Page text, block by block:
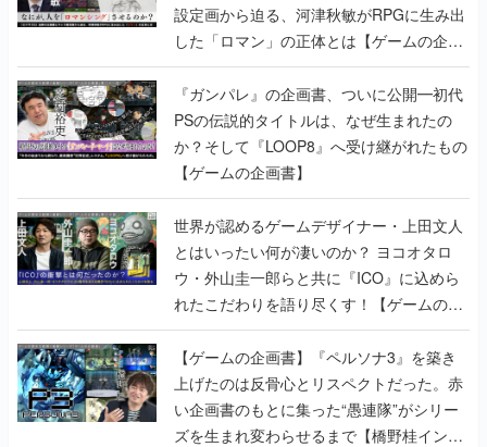
設定画から迫る、河津秋敏がRPGに生み出
した「ロマン」の正体とは【ゲームの企画
書】
『ガンパレ』の企画書、ついに公開━初代
PSの伝説的タイトルは、なぜ生まれたの
か？そして『LOOP8』へ受け継がれたもの
【ゲームの企画書】
世界が認めるゲームデザイナー・上田文人
とはいったい何が凄いのか？ ヨコオタロ
ウ・外山圭一郎らと共に『ICO』に込めら
れたこだわりを語り尽くす！【ゲームの企
画書】
【ゲームの企画書】『ペルソナ3』を築き
上げたのは反骨心とリスペクトだった。赤
い企画書のもとに集った“愚連隊”がシリー
ズを生まれ変わらせるまで【橋野桂インタ